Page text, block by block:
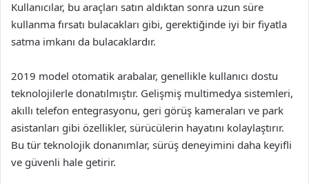
Kullanıcılar, bu araçları satın aldıktan sonra uzun süre
kullanma fırsatı bulacakları gibi, gerektiğinde iyi bir fiyatla
satma imkanı da bulacaklardır.
2019 model otomatik arabalar, genellikle kullanıcı dostu
teknolojilerle donatılmıştır. Gelişmiş multimedya sistemleri,
akıllı telefon entegrasyonu, geri görüş kameraları ve park
asistanları gibi özellikler, sürücülerin hayatını kolaylaştırır.
Bu tür teknolojik donanımlar, sürüş deneyimini daha keyifli
ve güvenli hale getirir.